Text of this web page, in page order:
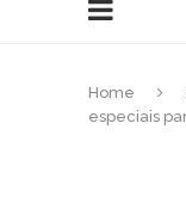
Home
especiais